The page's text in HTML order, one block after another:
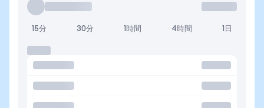
15分 30分 1時間 4時間 1日